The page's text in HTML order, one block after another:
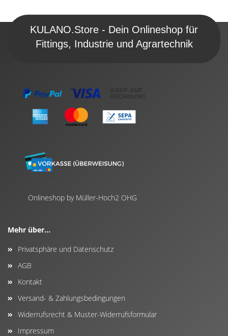
KULANO.Store - Dein Onlineshop für
Fittings, Industrie und Agrartechnik
Onlineshop by Müller-Hoch2 OHG
Mehr über...
Privatsphäre und Datenschutz
AGB
Kontakt
Versand- & Zahlungsbedingungen
Widerrufsrecht & Muster-Widerrufsformular
Impressum